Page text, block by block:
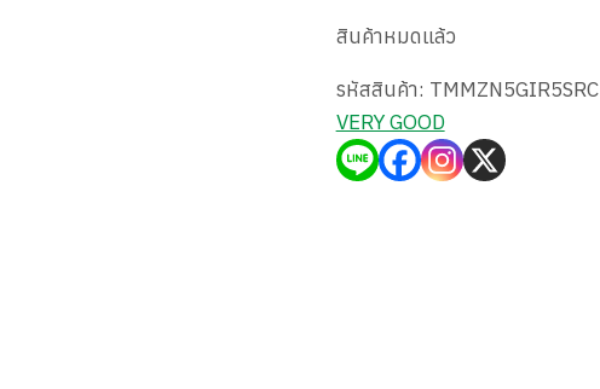
สินค้าหมดแล้ว
รหัสสินค้า: TMMZN5GIR5SRC
VERY GOOD